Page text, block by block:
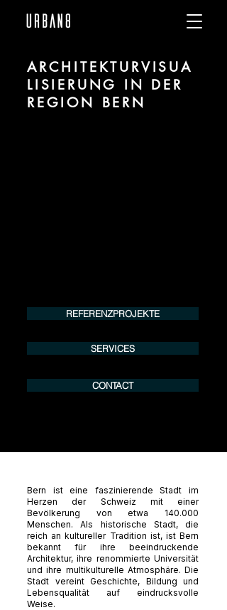
ARCHITEKTURVISUA
LISIERUNG IN DER
REGION BERN
REFERENZPROJEKTE
SERVICES
CONTACT
Bern ist eine faszinierende Stadt im
Herzen der Schweiz mit einer
Bevölkerung von etwa 140.000
Menschen. Als historische Stadt, die
reich an kultureller Tradition ist, ist Bern
bekannt für ihre beeindruckende
Architektur, ihre renommierte Universität
und ihre multikulturelle Atmosphäre. Die
Stadt vereint Geschichte, Bildung und
Lebensqualität auf eindrucksvolle
Weise.